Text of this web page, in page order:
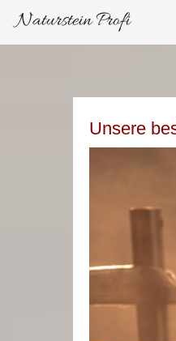
Naturstein Profi
Unsere